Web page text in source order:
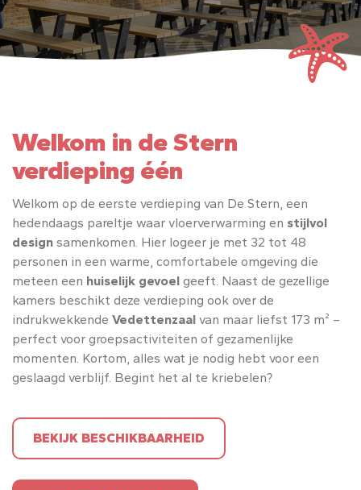
Welkom in de Stern
verdieping één
Welkom op de eerste verdieping van De Stern, een
hedendaags pareltje waar vloerverwarming en stijlvol
design samenkomen. Hier logeer je met 32 tot 48
personen in een warme, comfortabele omgeving die
meteen een huiselijk gevoel geeft. Naast de gezellige
kamers beschikt deze verdieping ook over de
indrukwekkende Vedettenzaal van maar liefst 173 m² –
perfect voor groepsactiviteiten of gezamenlijke
momenten. Kortom, alles wat je nodig hebt voor een
geslaagd verblijf. Begint het al te kriebelen?
BEKIJK BESCHIKBAARHEID